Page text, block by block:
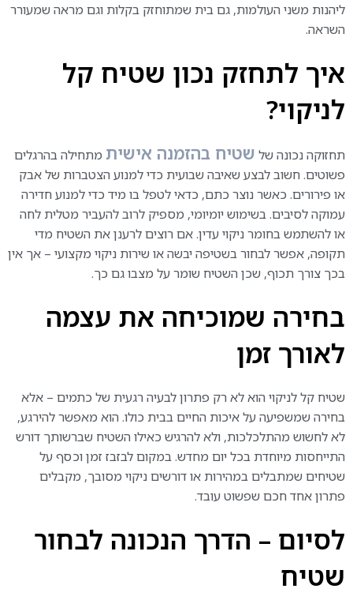
ליהנות משני העולמות, גם בית שמתוחזק בקלות וגם מראה שמעורר
השראה.
איך לתחזק נכון שטיח קל
לניקוי?
תחזוקה נכונה של שטיח בהזמנה אישית מתחילה בהרגלים
פשוטים. חשוב לבצע שאיבה שבועית כדי למנוע הצטברות של אבק
או פירורים. כאשר נוצר כתם, כדאי לטפל בו מיד כדי למנוע חדירה
עמוקה לסיבים. בשימוש יומיומי, מספיק לרוב להעביר מטלית לחה
או להשתמש בחומר ניקוי עדין. אם רוצים לרענן את השטיח מדי
תקופה, אפשר לבחור בשטיפה יבשה או שירות ניקוי מקצועי – אך אין
בכך צורך תכוף, שכן השטיח שומר על מצבו גם כך.
בחירה שמוכיחה את עצמה
לאורך זמן
שטיח קל לניקוי הוא לא רק פתרון לבעיה רגעית של כתמים – אלא
בחירה שמשפיעה על איכות החיים בבית כולו. הוא מאפשר להירגע,
לא לחשוש מהתלכלכות, ולא להרגיש כאילו השטיח שברשותך דורש
התייחסות מיוחדת בכל יום מחדש. במקום לבזבז זמן וכסף על
שטיחים שמתבלים במהירות או דורשים ניקוי מסובך, מקבלים
פתרון אחד חכם שפשוט עובד.
לסיום – הדרך הנכונה לבחור
שטיח